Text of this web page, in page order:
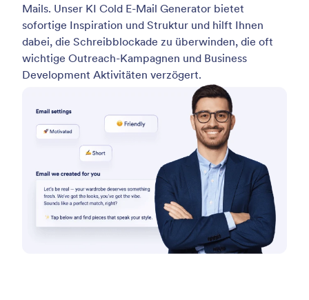
Mails. Unser KI Cold E-Mail Generator bietet
sofortige Inspiration und Struktur und hilft Ihnen
dabei, die Schreibblockade zu überwinden, die oft
wichtige Outreach-Kampagnen und Business
Development Aktivitäten verzögert.